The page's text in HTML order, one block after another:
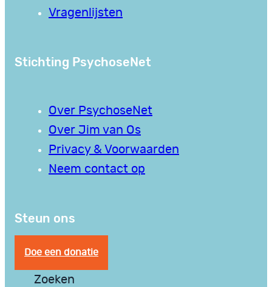
Vragenlijsten
Stichting PsychoseNet
Over PsychoseNet
Over Jim van Os
Privacy & Voorwaarden
Neem contact op
Steun ons
Doe een donatie
Zoeken